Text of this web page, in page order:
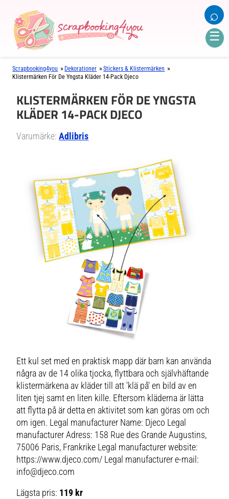
☰
⌕
Scrapbooking4you » Dekorationer »Stickers & Klistermärken »
Klistermärken För De Yngsta Kläder 14-Pack Djeco
KLISTERMÄRKEN FÖR DE YNGSTA
KLÄDER 14-PACK DJECO
Varumärke:Adlibris
Ett kul set med en praktisk mapp där barn kan använda
några av de 14 olika tjocka, flyttbara och självhäftande
klistermärkena av kläder till att 'klä på' en bild av en
liten tjej samt en liten kille. Eftersom kläderna är lätta
att flytta på är detta en aktivitet som kan göras om och
om igen. Legal manufacturer Name: Djeco Legal
manufacturer Adress: 158 Rue des Grande Augustins,
75006 Paris, Frankrike Legal manufacturer website:
https://www.djeco.com/ Legal manufacturer e-mail:
info@djeco.com
Lägsta pris: 119 kr